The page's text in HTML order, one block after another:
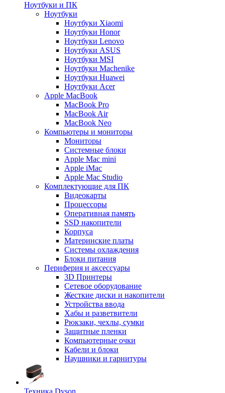
Ноутбуки и ПК
Ноутбуки
Ноутбуки Xiaomi
Ноутбуки Honor
Ноутбуки Lenovo
Ноутбуки ASUS
Ноутбуки MSI
Ноутбуки Machenike
Ноутбуки Huawei
Ноутбуки Acer
Apple MacBook
MacBook Pro
MacBook Air
MacBook Neo
Компьютеры и мониторы
Мониторы
Системные блоки
Apple Mac mini
Apple iMac
Apple Mac Studio
Комплектующие для ПК
Видеокарты
Процессоры
Оперативная память
SSD накопители
Корпуса
Материнские платы
Системы охлаждения
Блоки питания
Периферия и аксессуары
3D Принтеры
Сетевое оборудование
Жесткие диски и накопители
Устройства ввода
Хабы и разветвители
Рюкзаки, чехлы, сумки
Защитные пленки
Компьютерные очки
Кабели и блоки
Наушники и гарнитуры
Техника Dyson